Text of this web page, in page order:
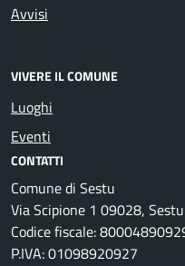
Avvisi
VIVERE IL COMUNE
Luoghi
Eventi
CONTATTI
Comune di Sestu
Via Scipione 1 09028,
Codice fiscale:
P.IVA: 01098920927